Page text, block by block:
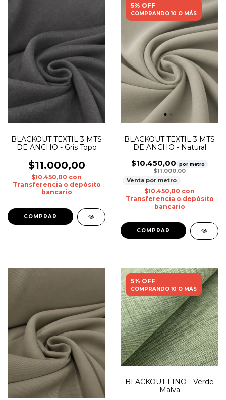
BLACKOUT TEXTIL 3 MTS
DE ANCHO - Gris Topo
$11.000,00
$10.450,00 con
Transferencia o depósito
bancario
5% OFF
COMPRANDO 10 O MÁS
BLACKOUT TEXTIL 3 MTS
DE ANCHO - Natural
$10.450,00 por metro
$11.000,00
Venta por metro
$10.450,00 con
Transferencia o depósito
bancario
5% OFF
COMPRANDO 10 O MÁS
BLACKOUT LINO - Verde
Malva